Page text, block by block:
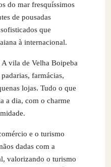
do mar fresquíssimos
de pousadas
que
à internacional.
A vila de Velha Boipeba
farmácias,
lojas. Tudo o que
a dia, com o charme
e o turismo
dadas com a
valorizando o turismo